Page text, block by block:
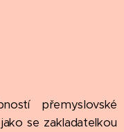
přemyslovské
se zakladatelkou